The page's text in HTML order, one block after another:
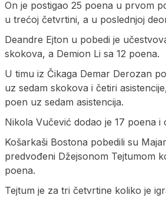
On je postigao 25 poena u prvom
u trećoj četvrtini, a u poslednjoj
Deandre Ejton u pobedi je
skokova, a Demion Li sa 12 poena.
U timu iz Čikaga Demar Derozan
uz sedam skokova i četiri
poen uz sedam asistencija.
Nikola Vučević dodao je 17 poena i
Košarkaši Bostona pobedili su
predvođeni Džejsonom Tejtumom
poena.
Tejtum je za tri četvrtine koliko je